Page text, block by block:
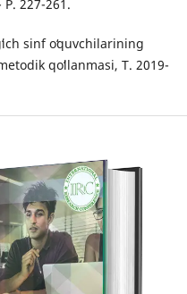
227-261.
sinf oʻquvchilarining
qoʻllanmasi, T. 2019-